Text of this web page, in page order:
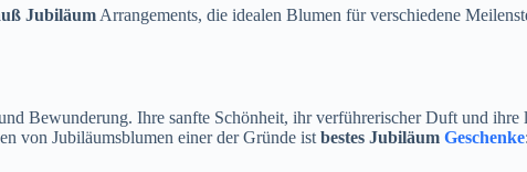
Jubiläum Arrangements, die idealen Blumen für verschiedene
Bewunderung. Ihre sanfte Schönheit, ihr verführerischer Duft und
von Jubiläumsblumen einer der Gründe ist bestes Jubiläum Geschenke: